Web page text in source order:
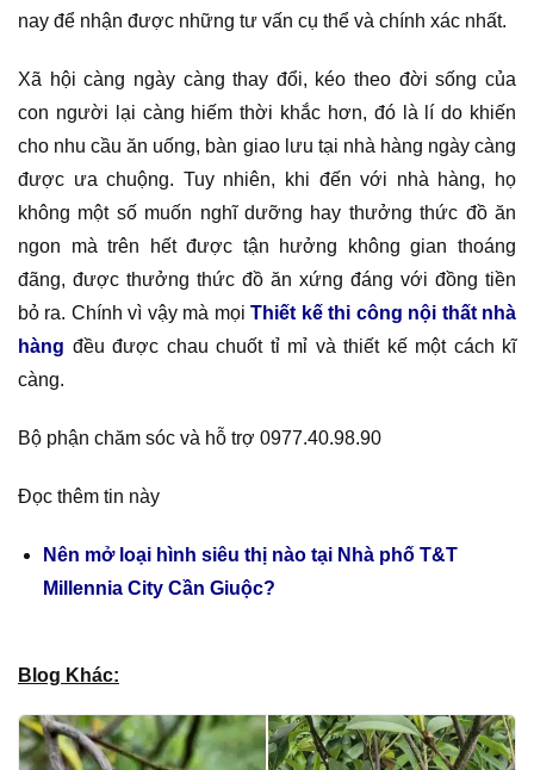
nay để nhận được những tư vấn cụ thể và chính xác nhất.
Xã hội càng ngày càng thay đổi, kéo theo đời sống của
con người lại càng hiếm thời khắc hơn, đó là lí do khiến
cho nhu cầu ăn uống, bàn giao lưu tại nhà hàng ngày càng
được ưa chuộng. Tuy nhiên, khi đến với nhà hàng, họ
không một số muốn nghĩ dưỡng hay thưởng thức đồ ăn
ngon mà trên hết được tận hưởng không gian thoáng
đãng, được thưởng thức đồ ăn xứng đáng với đồng tiền
bỏ ra. Chính vì vậy mà mọiThiết kế thi công nội thất nhà
hàng đều được chau chuốt tỉ mỉ và thiết kế một cách kĩ
càng.
Bộ phận chăm sóc và hỗ trợ 0977.40.98.90
Đọc thêm tin này
Nên mở loại hình siêu thị nào tại Nhà phố T&T
Millennia City Cần Giuộc?
Blog Khác: